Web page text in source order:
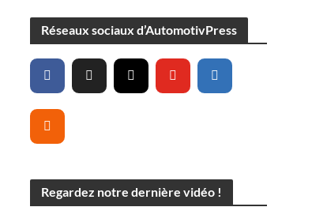
Réseaux sociaux d’AutomotivPress
Regardez notre dernière vidéo !